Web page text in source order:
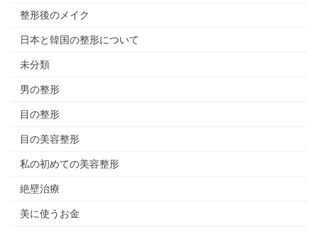
整形後のメイク
日本と韓国の整形について
未分類
男の整形
目の整形
目の美容整形
私の初めての美容整形
絶壁治療
美に使うお金